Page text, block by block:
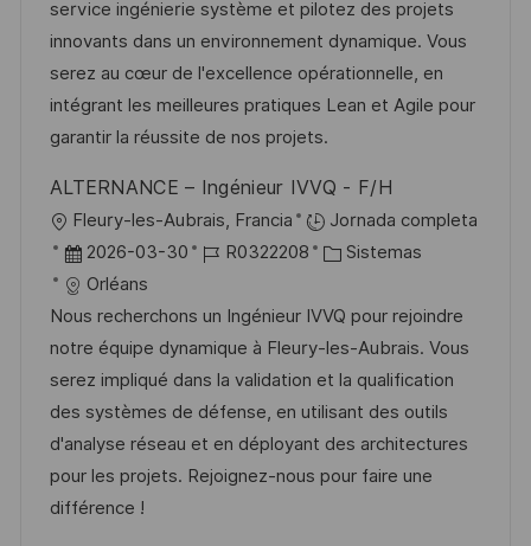
ó
n
d
e
p
u
l
i
c
c
i
ó
n
m
p
g
o
r
í
service ingénierie système et pilotez des projets
innovants dans un environnement dynamique. Vous
serez au cœur de l'excellence opérationnelle, en
intégrant les meilleures pratiques Lean et Agile pour
garantir la réussite de nos projets.
ALTERNANCE – Ingénieur IVVQ - F/H
U
b
c
a
c
i
ó
n
Fleury-les-Aubrais, Francia
Jornada completa
F
e
c
h
a
d
e
p
u
2026-03-30
I
d
e
e
m
p
l
R0322208
C
t
e
g
o
r
í
Sistemas
Orléans
Nous recherchons un Ingénieur IVVQ pour rejoindre
notre équipe dynamique à Fleury-les-Aubrais. Vous
serez impliqué dans la validation et la qualification
des systèmes de défense, en utilisant des outils
d'analyse réseau et en déployant des architectures
pour les projets. Rejoignez-nous pour faire une
différence !